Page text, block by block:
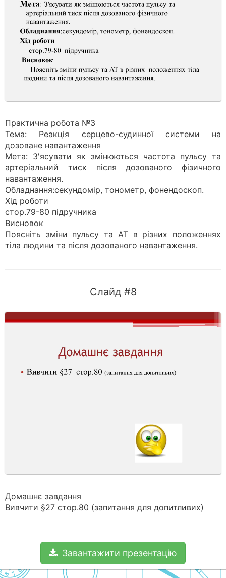
Практична робота №3
Тема: Реакція серцево-судинної системи на
дозоване навантаження
Мета: З'ясувати як змінюються частота пульсу та
артеріальний тиск після дозованого фізичного
навантаження.
Обладнання:секундомір, тонометр, фонендоскоп.
Хід роботи
стор.79-80 підручника
Висновок
Поясніть зміни пульсу та АТ в різних положеннях
тіла людини та після дозованого навантаження.
Слайд #8
Домашнє завдання
Вивчити §27 стор.80 (запитання для допитливих)
Завантажити презентацію